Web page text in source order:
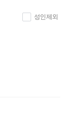
성인제외